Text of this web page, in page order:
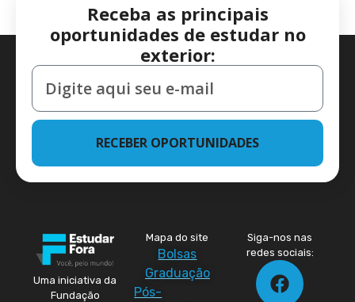
Receba as principais
oportunidades de estudar no
exterior:
RECEBER OPORTUNIDADES
Uma iniciativa da
Fundação
Mapa do site
Bolsas
Graduação
Pós-
Siga-nos nas
redes sociais: